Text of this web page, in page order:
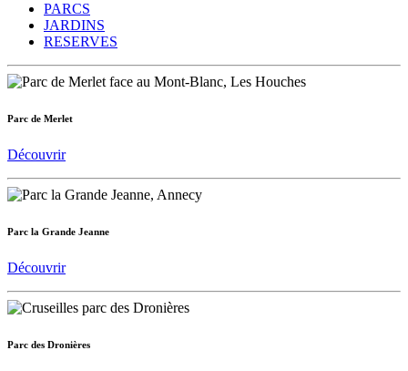
PARCS
JARDINS
RESERVES
Parc de Merlet
Découvrir
Parc la Grande Jeanne
Découvrir
Parc des Dronières